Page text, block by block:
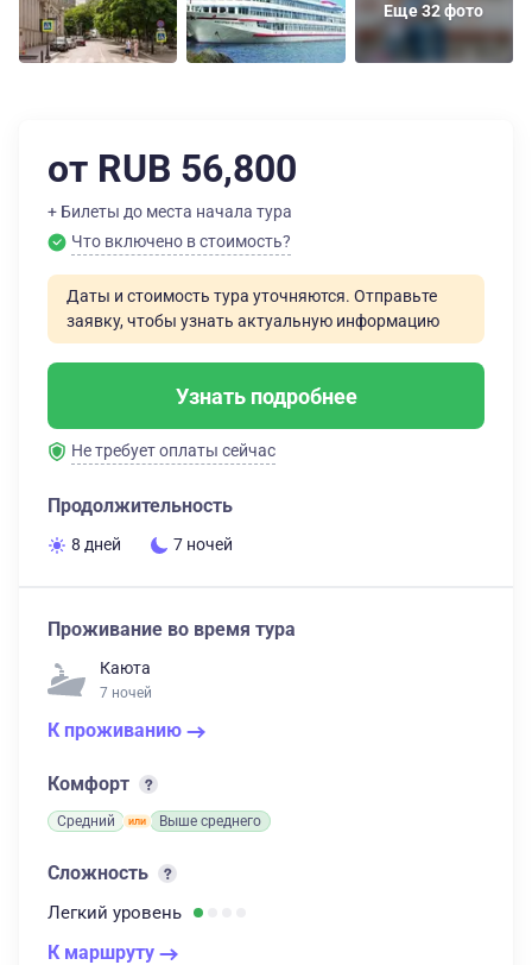
Еще 32 фото
от RUB 56,800
+ Билеты до места начала тура
Что включено в стоимость?
Даты и стоимость тура уточняются. Отправьте
заявку, чтобы узнать актуальную информацию
Узнать подробнее
Не требует оплаты сейчас
Продолжительность
8 дней 7 ночей
Проживание во время тура
Каюта
7 ночей
К проживанию
Комфорт
Средний Выше среднего
Сложность
Легкий уровень
К маршруту